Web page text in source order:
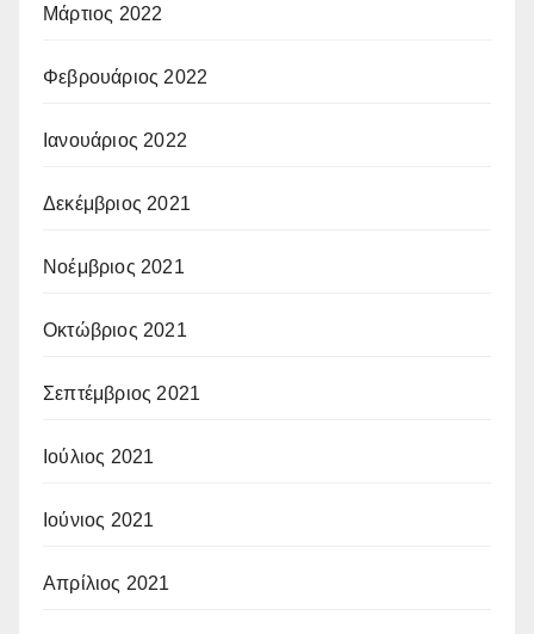
Μάρτιος 2022
Φεβρουάριος 2022
Ιανουάριος 2022
Δεκέμβριος 2021
Νοέμβριος 2021
Οκτώβριος 2021
Σεπτέμβριος 2021
Ιούλιος 2021
Ιούνιος 2021
Απρίλιος 2021